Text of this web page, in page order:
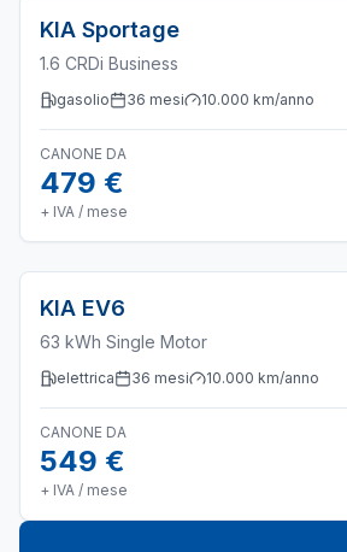
KIA Sportage
1.6 CRDi Business
gasolio 36 mesi 10.000 km/anno
CANONE DA
479 €
+ IVA / mese
KIA EV6
63 kWh Single Motor
elettrica 36 mesi 10.000 km/anno
CANONE DA
549 €
+ IVA / mese